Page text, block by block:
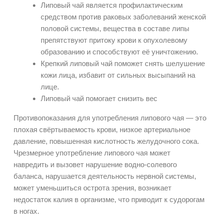
Липовый чай является профилактическим
средством против раковых заболеваний женской
половой системы, вещества в составе липы
препятствуют притоку крови к опухолевому
образованию и способствуют её уничтожению.
Крепкий липовый чай поможет снять шелушение
кожи лица, избавит от сильных высыпаний на
лице.
Липовый чай помогает снизить вес
Противопоказания для употребления липового чая — это
плохая свёртываемость крови, низкое артериальное
давление, повышенная кислотность желудочного сока.
Чрезмерное употребление липового чая может
навредить и вызовет нарушение водно-солевого
баланса, нарушается деятельность нервной системы,
может уменьшиться острота зрения, возникает
недостаток калия в организме, что приводит к судорогам
в ногах.